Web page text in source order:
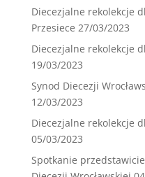
Diecezjalne rekolekcje
Przesiece 27/03/2023
Diecezjalne rekolekcje
19/03/2023
Synod Diecezji
12/03/2023
Diecezjalne rekolekcje
05/03/2023
Spotkanie